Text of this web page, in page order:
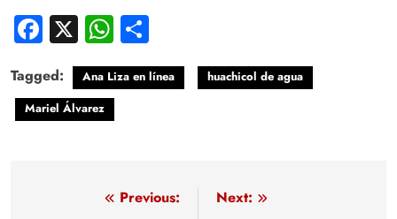
Facebook
X WhatsApp
Tagged: Ana Liza en línea
huachicol de agua
Mariel Álvarez
NavegaciónPrevious:
Next: